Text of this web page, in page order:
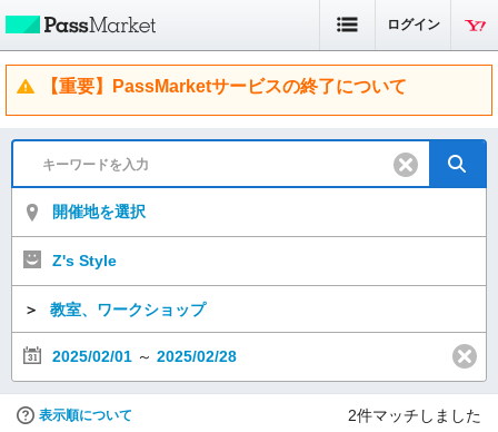
ログイン
【重要】PassMarketサービスの終了について
開催地を選択
Z's Style
＞ 教室、ワークショップ
2025/02/01 ～ 2025/02/28
表示順について 2件マッチしました